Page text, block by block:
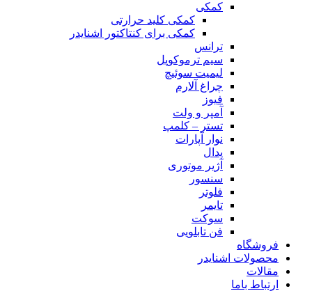
کمکی
کمکی کلید حرارتی
کمکی برای کنتاکتور اشنایدر
ترانس
سیم ترموکوپل
لیمیت سوئیچ
چراغ آلارم
فیوز
آمپر و ولت
تستر – کلمپ
نوار آپارات
پدال
آژیر موتوری
سنسور
فلوتر
تایمر
سوکت
فن تابلویی
فروشگاه
محصولات اشنایدر
مقالات
ارتباط باما